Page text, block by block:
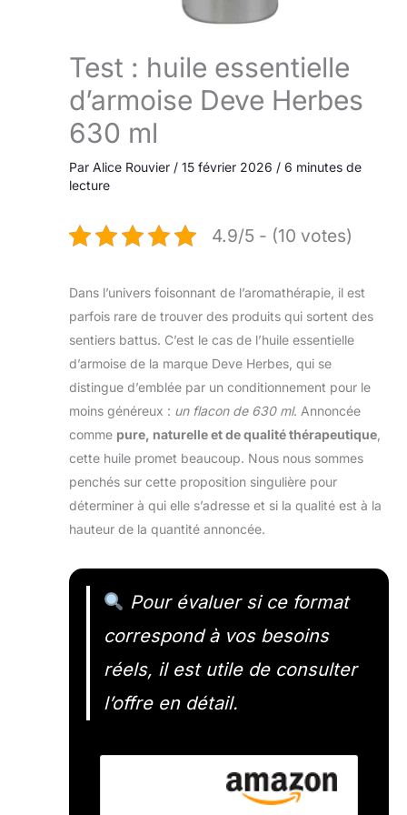
Test : huile essentielle
d’armoise Deve Herbes
630 ml
Par Alice Rouvier / 15 février 2026 / 6 minutes de
lecture
4.9/5 - (10 votes)
Dans l’univers foisonnant de l’aromathérapie, il est
parfois rare de trouver des produits qui sortent des
sentiers battus. C’est le cas de l’huile essentielle
d’armoise de la marque Deve Herbes, qui se
distingue d’emblée par un conditionnement pour le
moins généreux : un flacon de 630 ml. Annoncée
comme pure, naturelle et de qualité thérapeutique
cette huile promet beaucoup. Nous nous sommes
penchés sur cette proposition singulière pour
déterminer à qui elle s’adresse et si la qualité est à la
hauteur de la quantité annoncée.
Pour évaluer si ce format
correspond à vos besoins
réels, il est utile de consulter
l’offre en détail.